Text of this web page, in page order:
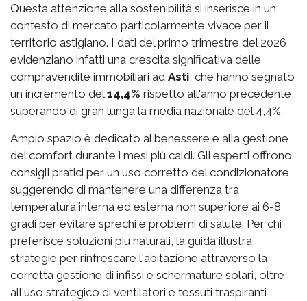
Questa attenzione alla sostenibilità si inserisce in un
contesto di mercato particolarmente vivace per il
territorio astigiano. I dati del primo trimestre del 2026
evidenziano infatti una crescita significativa delle
compravendite immobiliari ad Asti , che hanno segnato
un incremento del 14,4% rispetto all'anno precedente,
superando di gran lunga la media nazionale del 4,4%.
Ampio spazio è dedicato al benessere e alla gestione
del comfort durante i mesi più caldi. Gli esperti offrono
consigli pratici per un uso corretto del condizionatore,
suggerendo di mantenere una differenza tra
temperatura interna ed esterna non superiore ai 6-8
gradi per evitare sprechi e problemi di salute. Per chi
preferisce soluzioni più naturali, la guida illustra
strategie per rinfrescare l'abitazione attraverso la
corretta gestione di infissi e schermature solari, oltre
all'uso strategico di ventilatori e tessuti traspiranti